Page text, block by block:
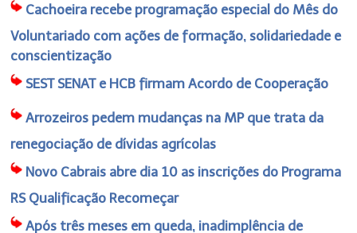
Cachoeira recebe programação especial do Mês do
Voluntariado com ações de formação, solidariedade e
conscientização
SEST SENAT e HCB firmam Acordo de Cooperação
Arrozeiros pedem mudanças na MP que trata da
renegociação de dívidas agrícolas
Novo Cabrais abre dia 10 as inscrições do Programa
RS Qualificação Recomeçar
Após três meses em queda, inadimplência de